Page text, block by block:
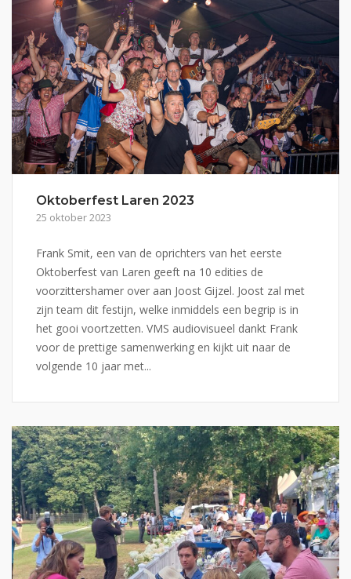
Oktoberfest Laren 2023
25 oktober 2023
Frank Smit, een van de oprichters van het eerste
Oktoberfest van Laren geeft na 10 edities de
voorzittershamer over aan Joost Gijzel. Joost zal met
zijn team dit festijn, welke inmiddels een begrip is in
het gooi voortzetten. VMS audiovisueel dankt Frank
voor de prettige samenwerking en kijkt uit naar de
volgende 10 jaar met...